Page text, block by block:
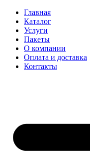
Главная
Каталог
Услуги
Пакеты
О компании
Оплата и доставка
Контакты